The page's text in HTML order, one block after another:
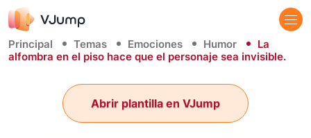
Principal Temas Emociones Humor
La
alfombra en el piso hace que el personaje sea invisible.
Abrir plantilla en VJump